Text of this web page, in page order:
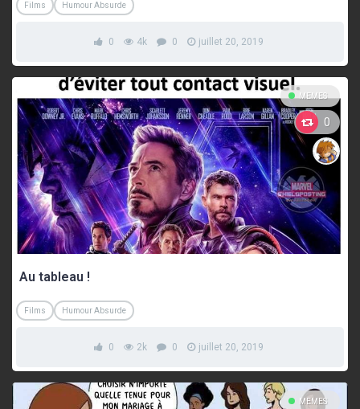
Films Humour Absurde
0 4k 0 juillet 20, 2019
MEMES
0
Au tableau !
Films Humour Absurde
0 2k 0 juillet 20, 2019
MEMES